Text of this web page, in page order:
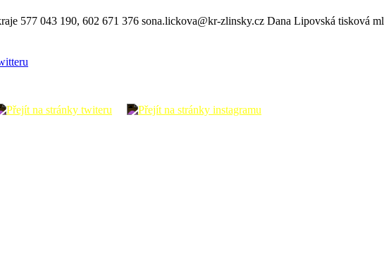
577 043 190, 602 671 376 sona.lickova@kr-zlinsky.cz Dana Lipovská tisková